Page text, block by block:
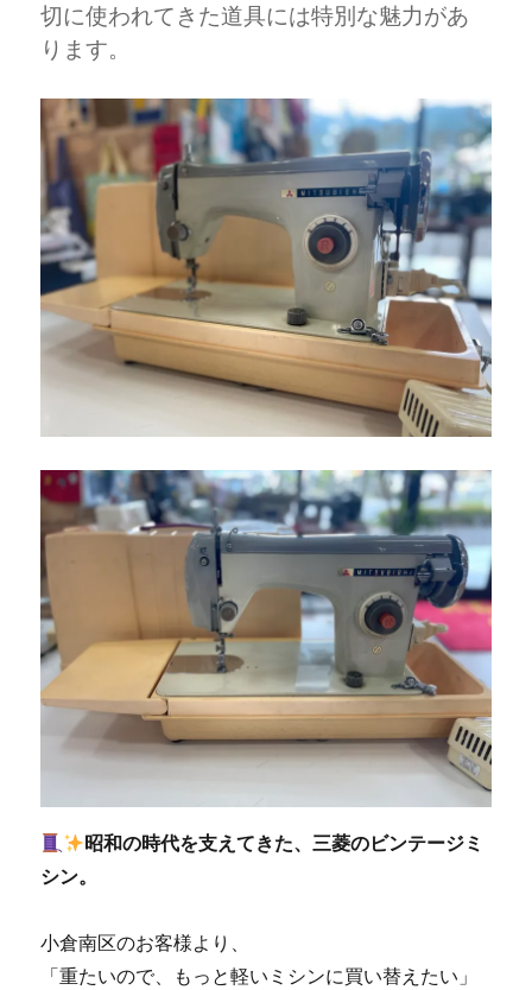
切に使われてきた道具には特別な魅力があ
ります。
昭和の時代を支えてきた、三菱のビンテージミ
シン。
小倉南区のお客様より、
「重たいので、もっと軽いミシンに買い替えたい」